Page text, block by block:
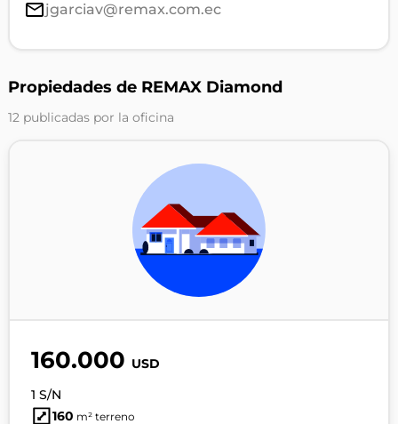
jgarciav@remax.com.ec
Propiedades de REMAX Diamond
12 publicadas por la oficina
160.000 USD
1 S/N
160 m² terreno